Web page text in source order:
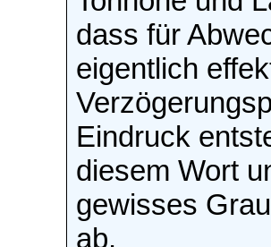
dass für
eigentlich
Eindruck
diesem Wort
gewisses
ab.